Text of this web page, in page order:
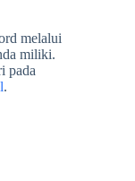
melalui
miliki.
pada
.